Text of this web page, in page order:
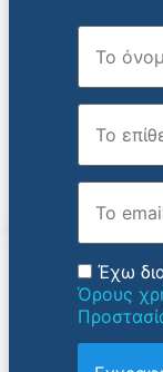
Όνομα
Επώνυμο
Email
Έχω
Όρους